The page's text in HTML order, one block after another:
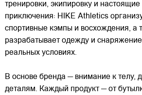
тренировки, экипировку и
приключения: HIKE Athletics
спортивные кэмпы и восхождения, а
разрабатывает одежду и
реальных условиях.
В основе бренда — внимание к телу,
деталям. Каждый продукт — от